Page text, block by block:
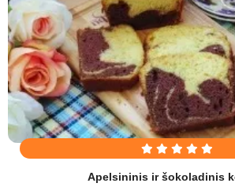
Apelsininis ir šokoladinis